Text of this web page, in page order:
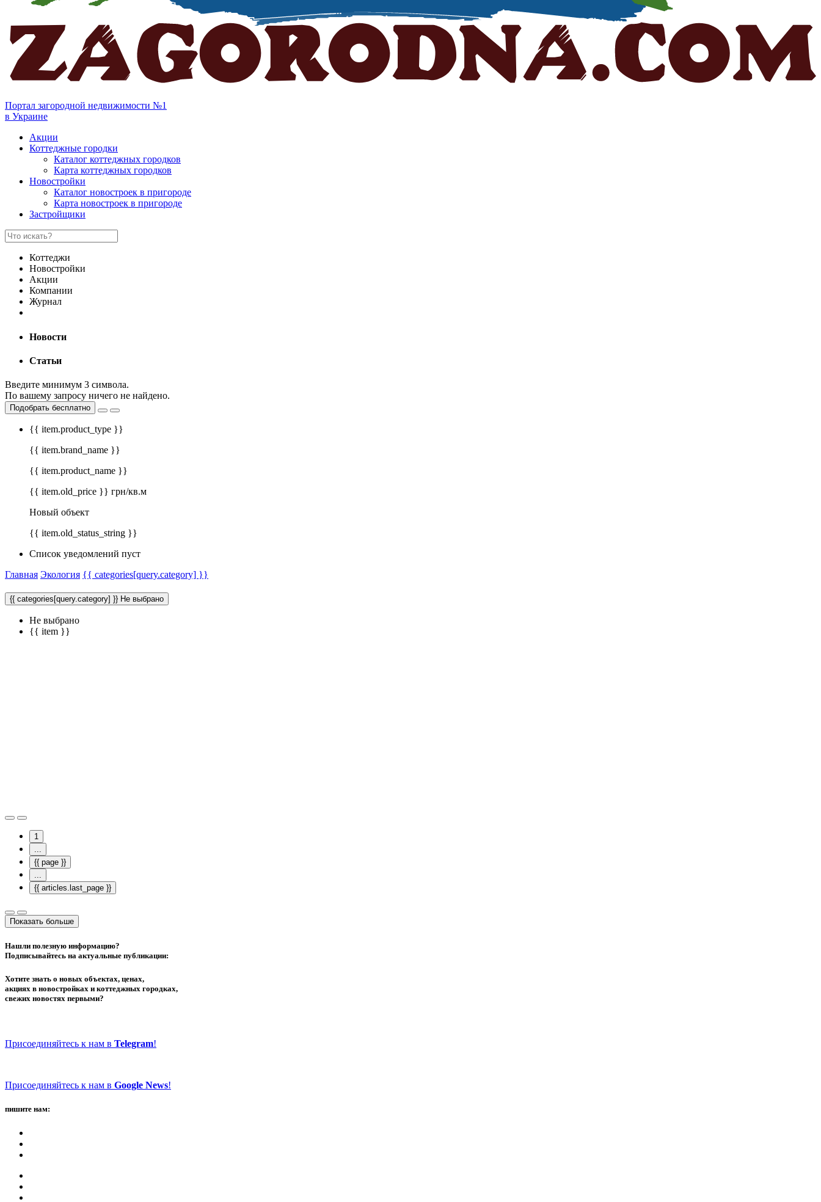
Портал загородной недвижимости №1
в Украине
Акции
Коттеджные городки
Каталог коттеджных городков
Карта коттеджных городков
Новостройки
Каталог новостроек в пригороде
Карта новостроек в пригороде
Застройщики
Коттеджи
Новостройки
Акции
Компании
Журнал
Новости
Статьи
Введите минимум 3 символа.
По вашему запросу ничего не найдено.
Подобрать бесплатно
{{ item.product_type }}
{{ item.brand_name }}
{{ item.product_name }}
{{ item.old_price }} грн/кв.м
Новый объект
{{ item.old_status_string }}
Список уведомлений пуст
Главная Экология {{ categories[query.category] }}
{{ categories[query.category] }} Не выбрано
Не выбрано
{{ item }}
1
...
{{ page }}
...
{{ articles.last_page }}
Показать больше
Нашли полезную информацию?
Подписывайтесь на актуальные публикации:
Хотите знать о новых объектах, ценах,
акциях в новостройках и коттеджных городках,
свежих новостях первыми?
Присоединяйтесь к нам в Telegram!
Присоединяйтесь к нам в Google News!
пишите нам: